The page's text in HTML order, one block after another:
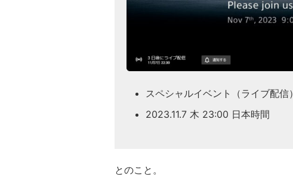
スペシャルイベント（ライブ配信）
2023.11.7 木 23:00 日本時間
とのこと。